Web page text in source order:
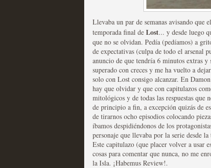
MOLTISANTI
Recomendación de la semana
Las series
tienen fecha de
MOLTISANTI
Recomendación de la semana
Llevaba un par de semanas avisando que el
temporada final de Lost... y desde luego
que no se olvidan. Pedía (pedíamos) a
de expectativas (culpa de todo el arsenal
anuncio de que tendría 6 minutos extras
superado con creces y me ha vuelto a
solo con Lost consigo alcanzar. En
hay que olvidar y que con capitulazos
mitológicos y de todas las respuestas
de principio a fin, a excepción quizás de
de tirarnos ocho episodios colocando
íbamos despidiéndonos de los
personaje que llevaba por la serie desde
Este capitulazo (que placer volver a usar
cosas para comentar que nunca, no me
la Isla. ¡Habemus Review!.